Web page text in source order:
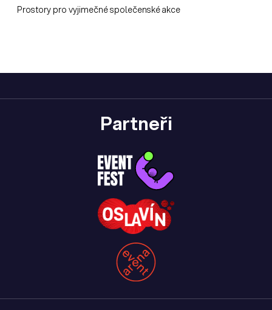
Prostory pro vyjimečné společenské akce
Partneři